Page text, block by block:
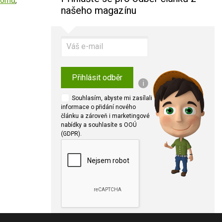
našeho magazínu
Přihlásit odběr
i
Souhlasím, abyste mi zasílali
informace o přidání nového
článku a zároveň i marketingové
nabídky a souhlasíte s OOÚ
(GDPR).